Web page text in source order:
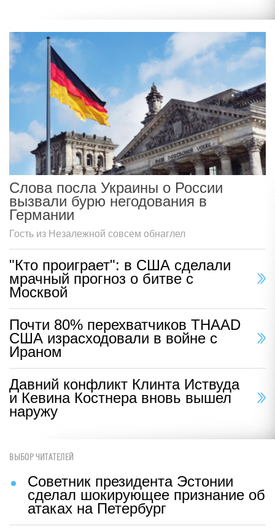
Слова посла Украины о России
вызвали бурю негодования в
Германии
Гость из Незалежной совсем обнаглел
"Кто проиграет": в США сделали
мрачный прогноз о битве с
Москвой
Почти 80% перехватчиков THAAD
США израсходовали в войне с
Ираном
Давний конфликт Клинта Иствуда
и Кевина Костнера вновь вышел
наружу
ВЫБОР ЧИТАТЕЛЕЙ
Советник президента Эстонии
сделал шокирующее признание об
атаках на Петербург